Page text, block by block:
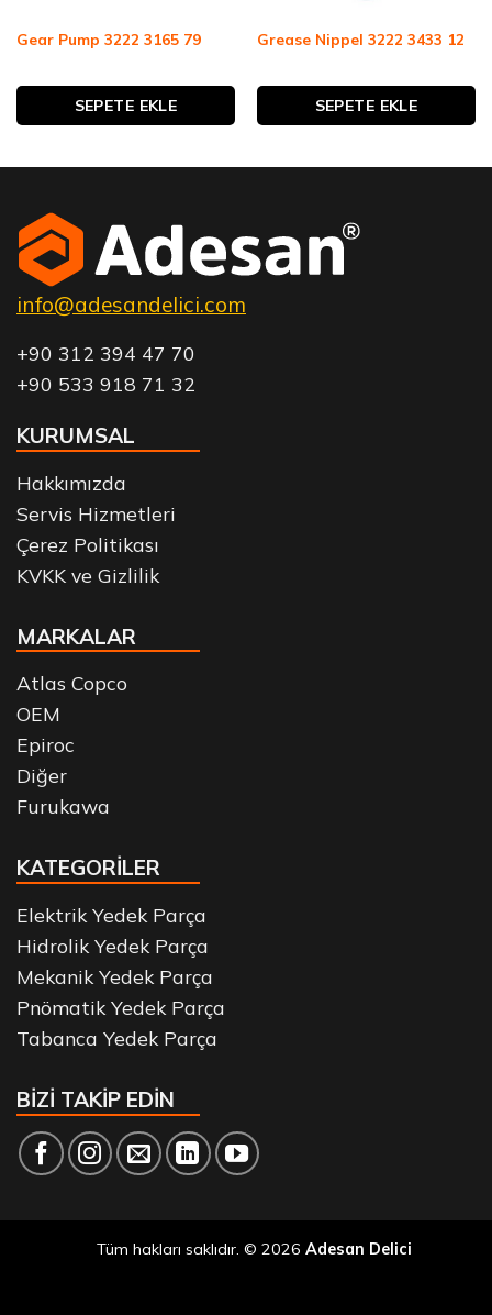
Gear Pump 3222 3165 79
SEPETE EKLE
Grease Nippel 3222 3433 12
SEPETE EKLE
info@adesandelici.com
+90 312 394 47 70
+90 533 918 71 32
KURUMSAL
Hakkımızda
Servis Hizmetleri
Çerez Politikası
KVKK ve Gizlilik
MARKALAR
Atlas Copco
OEM
Epiroc
Diğer
Furukawa
KATEGORİLER
Elektrik Yedek Parça
Hidrolik Yedek Parça
Mekanik Yedek Parça
Pnömatik Yedek Parça
Tabanca Yedek Parça
BİZİ TAKİP EDİN
Tüm hakları saklıdır. © 2026 Adesan Delici